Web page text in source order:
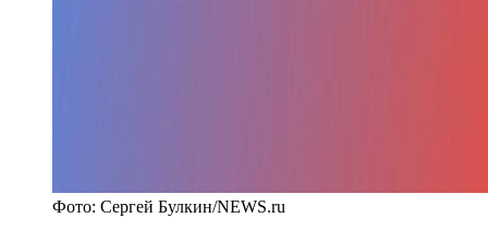
Фото: Сергей Булкин/NEWS.ru